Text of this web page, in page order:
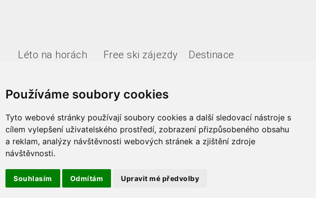
Používáme soubory cookies
Tyto webové stránky používají soubory cookies a další sledovací nástroje s
cílem vylepšení uživatelského prostředí, zobrazení přizpůsobeného obsahu
a reklam, analýzy návštěvnosti webových stránek a zjištění zdroje
návštěvnosti.
Souhlasím Odmítám Upravit mé předvolby
Léto na horách Free ski zájezdy Destinace